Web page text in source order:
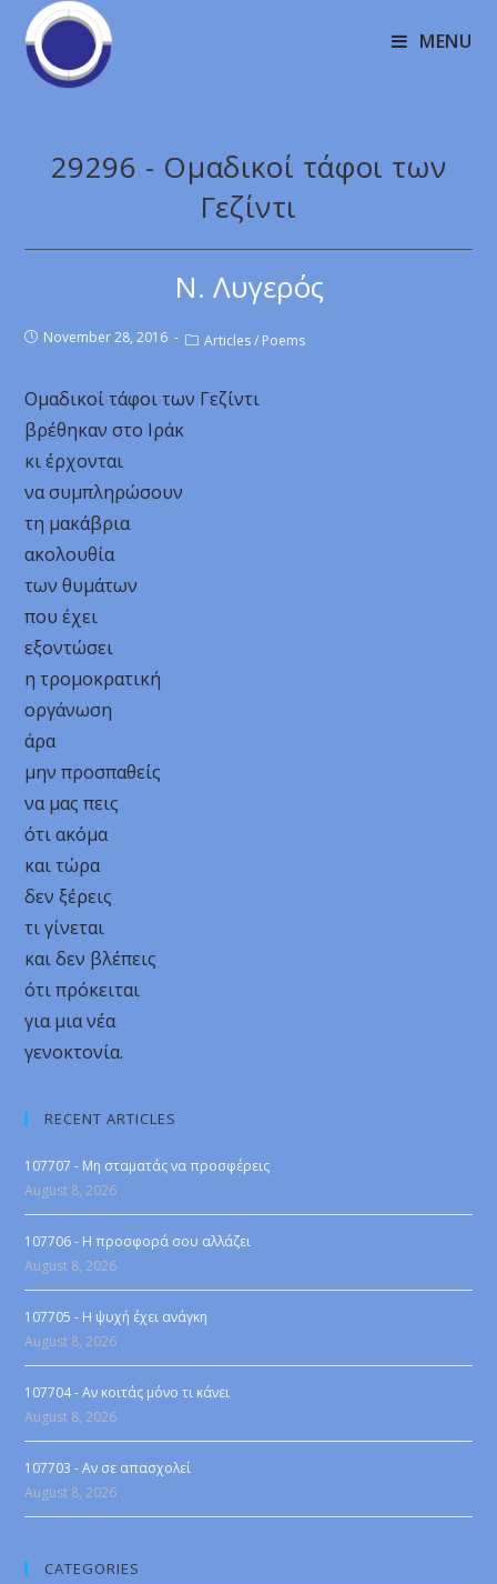
MENU
29296 - Ομαδικοί τάφοι των
Γεζίντι
Ν. Λυγερός
November 28, 2016 Articles / Poems
Ομαδικοί τάφοι των Γεζίντι
βρέθηκαν στο Ιράκ
κι έρχονται
να συμπληρώσουν
τη μακάβρια
ακολουθία
των θυμάτων
που έχει
εξοντώσει
η τρομοκρατική
οργάνωση
άρα
μην προσπαθείς
να μας πεις
ότι ακόμα
και τώρα
δεν ξέρεις
τι γίνεται
και δεν βλέπεις
ότι πρόκειται
για μια νέα
γενοκτονία.
RECENT ARTICLES
107707 - Μη σταματάς να προσφέρεις
August 8, 2026
107706 - Η προσφορά σου αλλάζει
August 8, 2026
107705 - Η ψυχή έχει ανάγκη
August 8, 2026
107704 - Αν κοιτάς μόνο τι κάνει
August 8, 2026
107703 - Αν σε απασχολεί
August 8, 2026
CATEGORIES